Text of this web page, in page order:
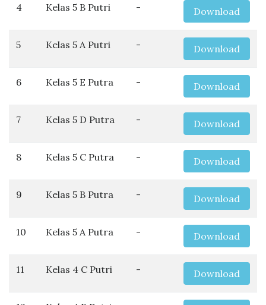
4 Kelas 5 B Putri - Download
5 Kelas 5 A Putri - Download
6 Kelas 5 E Putra - Download
7 Kelas 5 D Putra - Download
8 Kelas 5 C Putra - Download
9 Kelas 5 B Putra - Download
10 Kelas 5 A Putra - Download
11 Kelas 4 C Putri - Download